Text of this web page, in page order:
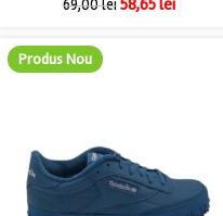
69,00lei 58,65lei
Produs Nou